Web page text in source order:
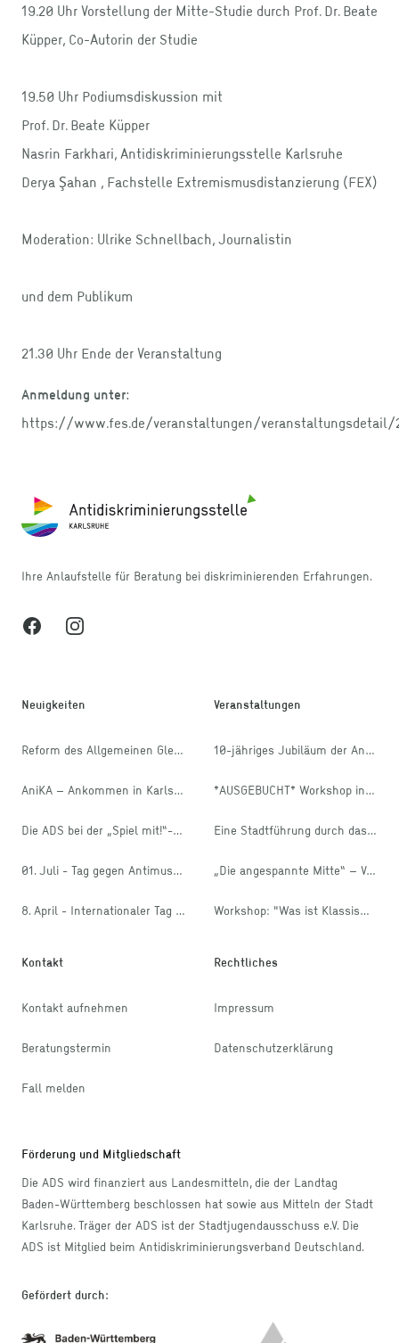
19.20 Uhr Vorstellung der Mitte-Studie durch Prof. Dr. Beate
Küpper, Co-Autorin der Studie
19.50 Uhr Podiumsdiskussion mit
Prof. Dr. Beate Küpper
Nasrin Farkhari, Antidiskriminierungsstelle Karlsruhe
Derya Şahan , Fachstelle Extremismusdistanzierung (FEX)
Moderation: Ulrike Schnellbach, Journalistin
und dem Publikum
21.30 Uhr Ende der Veranstaltung
Anmeldung unter:
https://www.fes.de/veranstaltungen/veranstaltungsdetail/
Ihre Anlaufstelle für Beratung bei diskriminierenden Erfahrungen.
FacebookInstagram
Neuigkeiten
Reform des Allgemeinen Gleichbehandlungsgesetzes
AniKA – Ankommen in Karlsruhe
Die ADS bei der „Spiel mit!“- Aktion des stja
01. Juli - Tag gegen Antimuslimischen Rassismus
8. April - Internationaler Tag der Rom*nja und Sinti*zze
Veranstaltungen
10-jähriges Jubiläum der Antidiskriminierungsstelle Karlsruhe
*AUSGEBUCHT* Workshop in den internationalen Wochen gegen Rassismus: Diskriminierung? Erkennen und handeln!
Eine Stadtführung durch das Muslimische Leben in Karlsruhe
„Die angespannte Mitte“ – Vorstellung der FES Mitte-Studie 2025
Workshop: "Was ist Klassismus?"
Kontakt
Kontakt aufnehmen
Beratungstermin
Fall melden
Rechtliches
Impressum
Datenschutzerklärung
Förderung und Mitgliedschaft
Die ADS wird finanziert aus Landesmitteln, die der Landtag
Baden-Württemberg beschlossen hat sowie aus Mitteln der Stadt
Karlsruhe. Träger der ADS ist der Stadtjugendausschuss e.V. Die
ADS ist Mitglied beim Antidiskriminierungsverband Deutschland.
Gefördert durch: